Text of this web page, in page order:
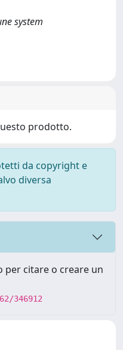
system
prodotto.
da copyright e
diversa
per citare o creare un
346912